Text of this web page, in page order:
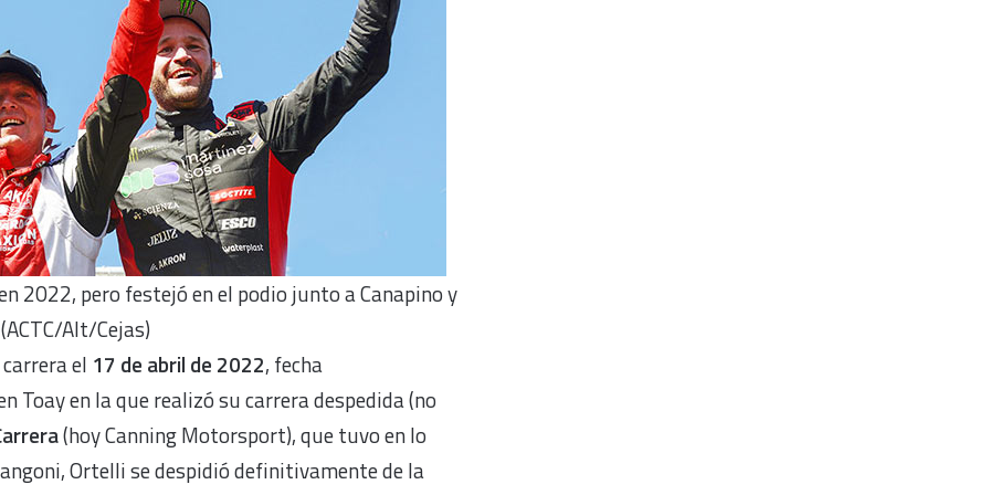
2022, pero festejó en el podio junto a Canapino y
Alt/Cejas)
el 17 de abril de 2022, fecha
Toay en la que realizó su carrera despedida (no
(hoy Canning Motorsport), que tuvo en lo
Ortelli se despidió definitivamente de la